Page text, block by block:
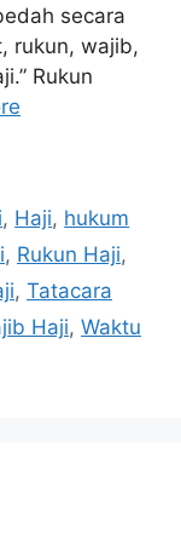
secara
rukun, wajib,
Rukun
, Haji, hukum
, Rukun Haji,
, Tatacara
Haji, Waktu